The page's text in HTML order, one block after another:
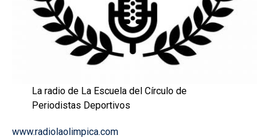
La radio de La Escuela del Círculo de
Periodistas Deportivos
www.radiolaolimpica.com